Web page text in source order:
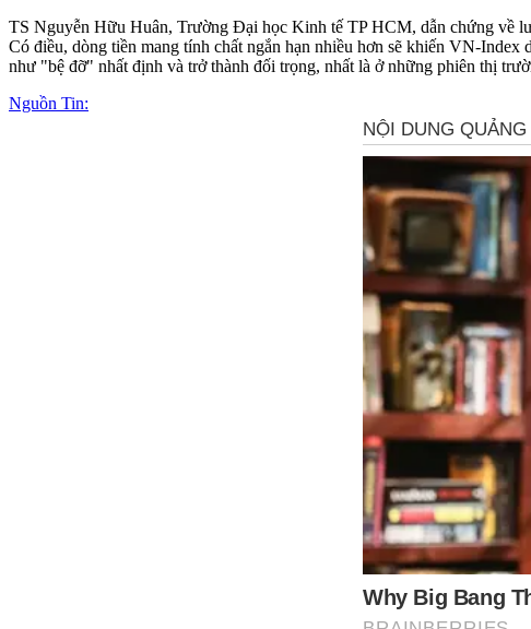
TS Nguyễn Hữu Huân, Trường Đại học Kinh tế TP HCM, dẫn chứng về
Có điều, dòng tiền mang tính chất ngắn hạn nhiều hơn sẽ khiến VN-
như "bệ đỡ" nhất định và trở thành đối trọng, nhất là ở những phiên thị
Nguồn Tin: